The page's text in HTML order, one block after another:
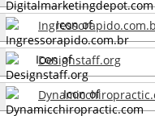
Designstaff.org